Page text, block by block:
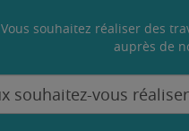
Vous souhaitez réaliser des
auprès de